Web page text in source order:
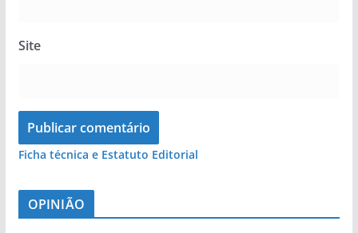
Site
Ficha técnica e Estatuto Editorial
OPINIÃO